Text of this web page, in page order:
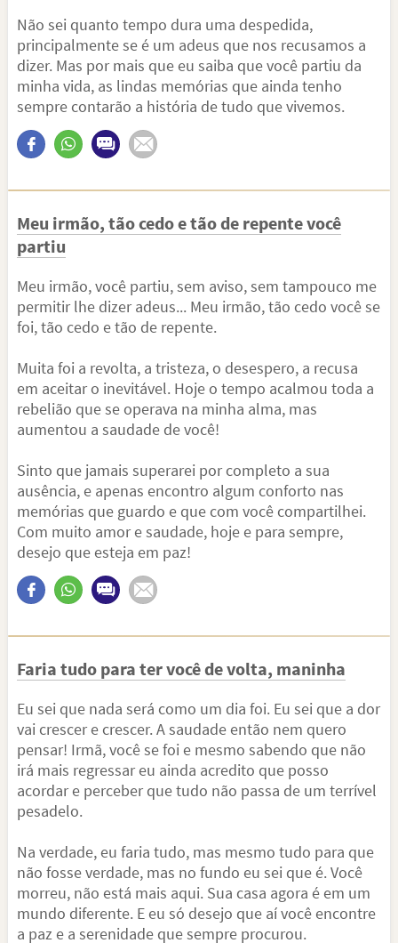
Não sei quanto tempo dura uma despedida,
principalmente se é um adeus que nos recusamos a
dizer. Mas por mais que eu saiba que você partiu da
minha vida, as lindas memórias que ainda tenho
sempre contarão a história de tudo que vivemos.
Meu irmão, tão cedo e tão de repente você
partiu
Meu irmão, você partiu, sem aviso, sem tampouco me
permitir lhe dizer adeus... Meu irmão, tão cedo você se
foi, tão cedo e tão de repente.
Muita foi a revolta, a tristeza, o desespero, a recusa
em aceitar o inevitável. Hoje o tempo acalmou toda a
rebelião que se operava na minha alma, mas
aumentou a saudade de você!
Sinto que jamais superarei por completo a sua
ausência, e apenas encontro algum conforto nas
memórias que guardo e que com você compartilhei.
Com muito amor e saudade, hoje e para sempre,
desejo que esteja em paz!
Faria tudo para ter você de volta, maninha
Eu sei que nada será como um dia foi. Eu sei que a dor
vai crescer e crescer. A saudade então nem quero
pensar! Irmã, você se foi e mesmo sabendo que não
irá mais regressar eu ainda acredito que posso
acordar e perceber que tudo não passa de um terrível
pesadelo.
Na verdade, eu faria tudo, mas mesmo tudo para que
não fosse verdade, mas no fundo eu sei que é. Você
morreu, não está mais aqui. Sua casa agora é em um
mundo diferente. E eu só desejo que aí você encontre
a paz e a serenidade que sempre procurou.